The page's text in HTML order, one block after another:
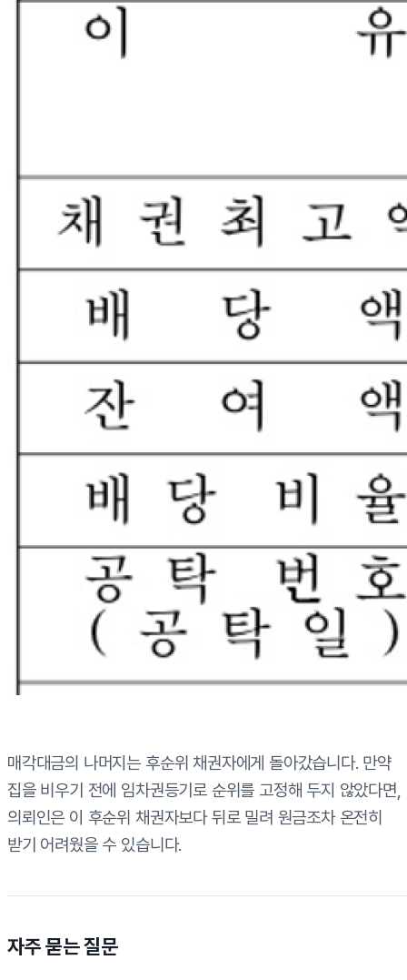
매각대금의 나머지는 후순위 채권자에게 돌아갔습니다. 만약
집을 비우기 전에 임차권등기로 순위를 고정해 두지 않았다면,
의뢰인은 이 후순위 채권자보다 뒤로 밀려 원금조차 온전히
받기 어려웠을 수 있습니다.
자주 묻는 질문